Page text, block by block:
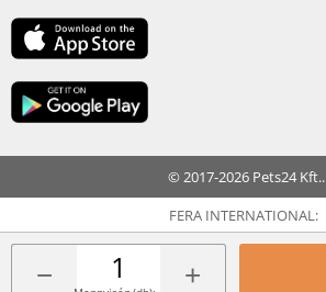
− +
© 2017-2026 Pets24 Kft..
FERA INTERNATIONAL: